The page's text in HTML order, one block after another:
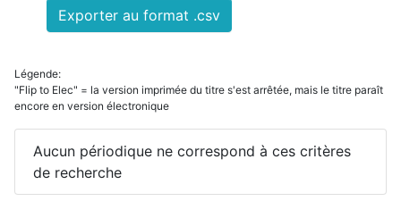
Exporter au format .csv
Légende:
"Flip to Elec" = la version imprimée du titre s'est arrêtée, mais le titre paraît
encore en version électronique
Aucun périodique ne correspond à ces critères
de recherche